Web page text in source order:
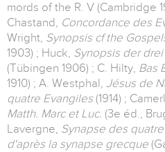
mords of the R. V (Cambridge
Chastand, Concordance des
Wright, Synopsis cf the
1903) ; Huck, Synopsis der
(Tübingen 1906) ; C. Hilty, Bas
1910) ; A. Westphal, Jésus de
quatre Evangiles (1914) ;
Matth. Marc et Luc. (3e éd.,
Lavergne, Synapse des
d'après la synapse grecque